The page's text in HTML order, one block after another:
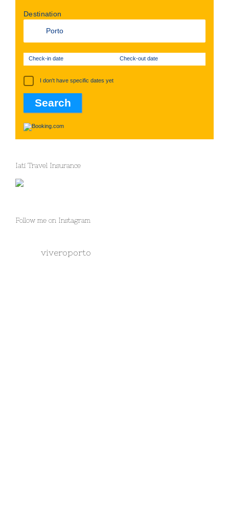
Destination
Check-in date Check-out date
I don't have specific dates yet
Iati Travel Insurance
Follow me on Instagram
viveroporto